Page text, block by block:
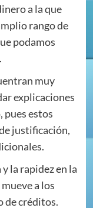
a la que
rango de
podamos
muy
explicaciones
pues estos
justificación,
la rapidez en la
a los
de créditos.